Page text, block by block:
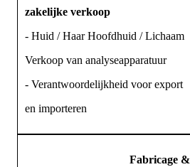
zakelijke verkoop
- Huid / Haar Hoofdhuid / Lichaam
Verkoop van analyseapparatuur
- Verantwoordelijkheid voor export
en importeren
Fabricage &